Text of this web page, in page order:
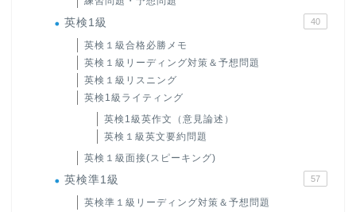
英検1級 40
英検１級合格必勝メモ
英検１級リーディング対策＆予想問題
英検１級リスニング
英検1級ライティング
英検1級英作文（意見論述）
英検１級英文要約問題
英検１級面接(スピーキング)
英検準1級 57
英検準１級リーディング対策＆予想問題